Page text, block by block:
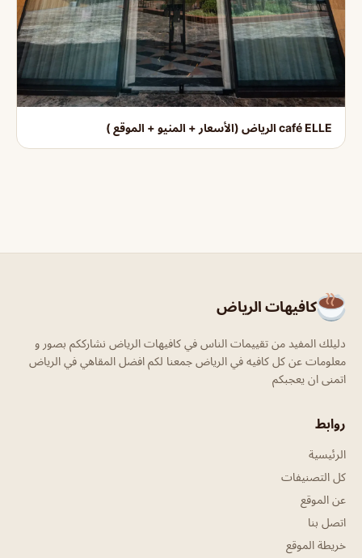
café ELLE الرياض (الأسعار + المنيو + الموقع )
كافيهات الرياض
دليلك المفيد من تقييمات الناس في كافيهات الرياض نشارككم بصور و
معلومات عن كل كافيه في الرياض جمعنا لكم افضل المقاهي في الرياض
اتمنى ان يعجبكم
روابط
الرئيسية
كل التصنيفات
عن الموقع
اتصل بنا
خريطة الموقع